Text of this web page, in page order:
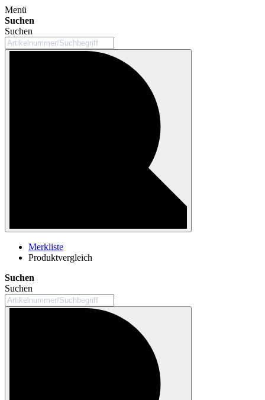
Menü
Suchen
Suchen
Merkliste
Produktvergleich
Suchen
Suchen